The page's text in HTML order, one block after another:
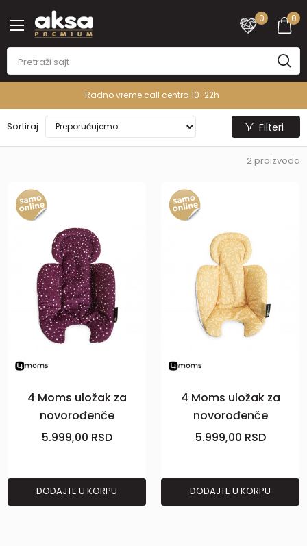
0
0
Radno vreme call centra 10-22h
Sortiraj Filteri
2 proizvoda
4 Moms uložak za
novorođenče
Mamaroo
5.999,00 RSD
DODAJTE U KORPU
4 Moms uložak za
novorođenče
Mamaroo
5.999,00 RSD
DODAJTE U KORPU